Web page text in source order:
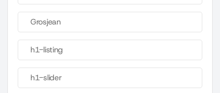
Grosjean
h1-listing
h1-slider